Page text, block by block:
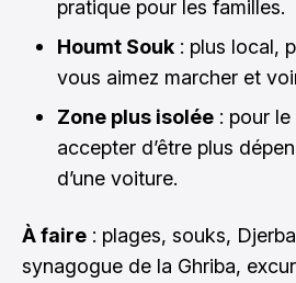
pratique pour les familles.
Houmt Souk : plus local,
vous aimez marcher et
Zone plus isolée : pour
accepter d’être plus
d’une voiture.
À faire : plages, souks,
synagogue de la Ghriba,